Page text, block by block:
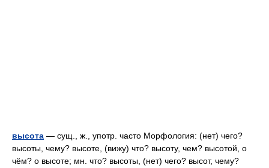
высота — сущ., ж., употр. часто Морфология: (нет) чего?
высоты, чему? высоте, (вижу) что? высоту, чем? высотой, о
чём? о высоте; мн. что? высоты, (нет) чего? высот, чему?